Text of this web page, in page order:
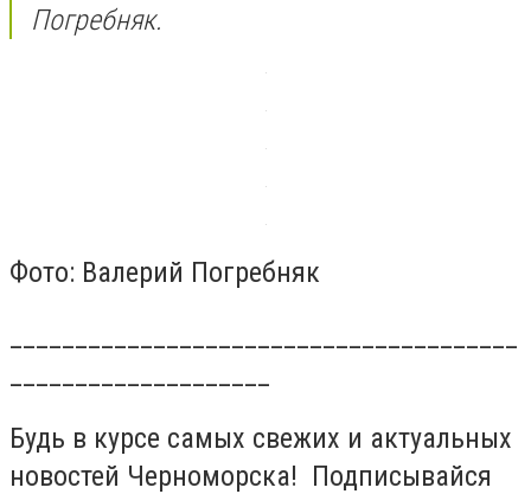
Погребняк.
Фото: Валерий Погребняк
Будь в курсе самых свежих и актуальных
новостей Черноморска! Подписывайся